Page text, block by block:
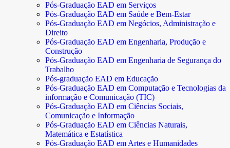
Pós-Graduação EAD em Serviços
Pós-Graduação EAD em Saúde e Bem-Estar
Pós-Graduação EAD em Negócios, Administração e
Direito
Pós-Graduação EAD em Engenharia, Produção e
Construção
Pós-Graduação EAD em Engenharia de Segurança do
Trabalho
Pós-graduação EAD em Educação
Pós-Graduação EAD em Computação e Tecnologias da
informação e Comunicação (TIC)
Pós-Graduação EAD em Ciências Sociais,
Comunicação e Informação
Pós-Graduação EAD em Ciências Naturais,
Matemática e Estatística
Pós-Graduação EAD em Artes e Humanidades